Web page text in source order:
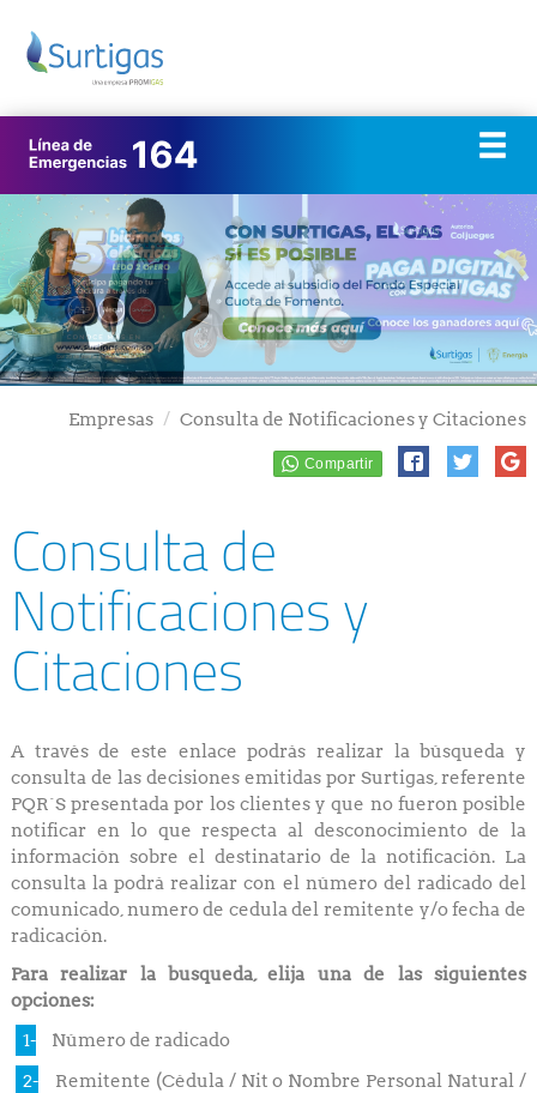
Empresas Consulta de Notificaciones y Citaciones
Consulta de
Notificaciones y
Citaciones
A través de este enlace podrás realizar la búsqueda y
consulta de las decisiones emitidas por Surtigas, referente
PQR´S presentada por los clientes y que no fueron posible
notificar en lo que respecta al desconocimiento de la
información sobre el destinatario de la notificación. La
consulta la podrá realizar con el número del radicado del
comunicado, numero de cedula del remitente y/o fecha de
radicación.
Para realizar la busqueda, elija una de las siguientes
opciones:
Número de radicado
Remitente (Cédula / Nit o Nombre Personal Natural /